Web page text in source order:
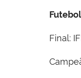
Final: